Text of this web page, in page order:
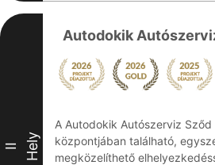
II Hely
Autodokik
A Autodokik Autószerviz Sződ
központjában található,
megközelíthető